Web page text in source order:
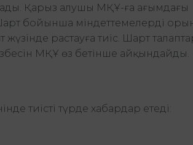
Қарыз алушы МҚҰ-ға ағымдағы
бойынша міндеттемелерді
жүзінде растауға тиіс. Шарт
МҚҰ өз бетінше айқындайды.
тиісті түрде хабардар етеді: